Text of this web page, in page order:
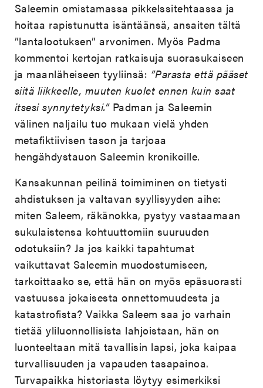
Saleemin omistamassa pikkelssitehtaassa ja
hoitaa rapistunutta isäntäänsä, ansaiten tältä
”lantalootuksen” arvonimen. Myös Padma
kommentoi kertojan ratkaisuja suorasukaiseen
ja maanläheiseen tyyliinsä: ”Parasta että pääset
siitä liikkeelle, muuten kuolet ennen kuin saat
itsesi synnytetyksi.”Padman ja Saleemin
välinen naljailu tuo mukaan vielä yhden
metafiktiivisen tason ja tarjoaa
hengähdystauon Saleemin kronikoille.
Kansakunnan peilinä toimiminen on tietysti
ahdistuksen ja valtavan syyllisyyden aihe:
miten Saleem, räkänokka, pystyy vastaamaan
sukulaistensa kohtuuttomiin suuruuden
odotuksiin? Ja jos kaikki tapahtumat
vaikuttavat Saleemin muodostumiseen,
tarkoittaako se, että hän on myös epäsuorasti
vastuussa jokaisesta onnettomuudesta ja
katastrofista? Vaikka Saleem saa jo varhain
tietää yliluonnollisista lahjoistaan, hän on
luonteeltaan mitä tavallisin lapsi, joka kaipaa
turvallisuuden ja vapauden tasapainoa.
Turvapaikka historiasta löytyy esimerkiksi